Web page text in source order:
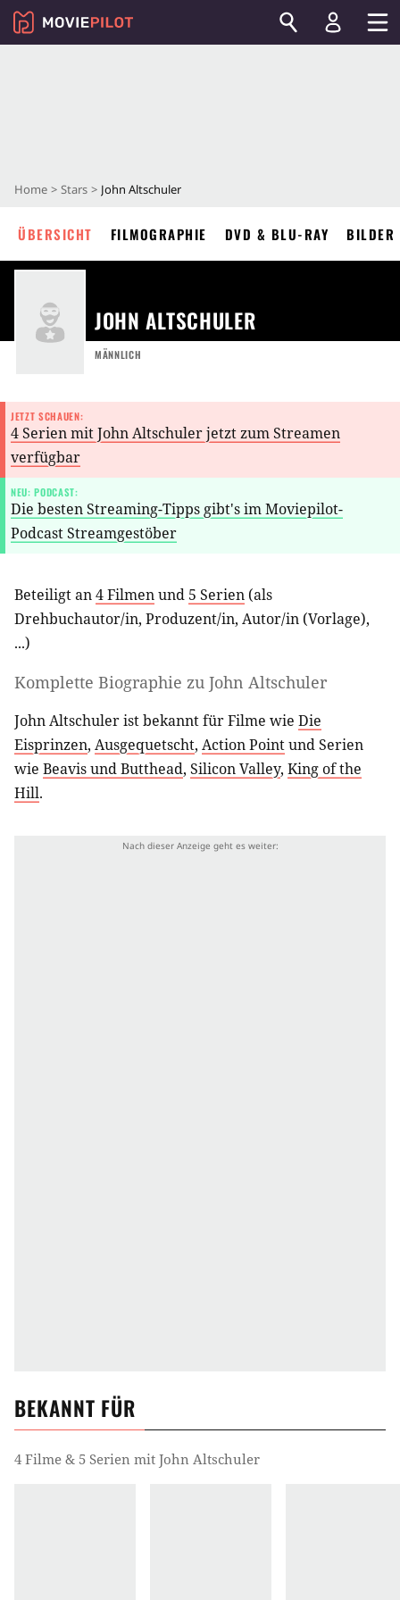
Home Stars John Altschuler
ÜBERSICHT FILMOGRAPHIE DVD & BLU-RAY BILDER
JOHN ALTSCHULER
MÄNNLICH
JETZT SCHAUEN:
4 Serien mit John Altschuler jetzt zum Streamen
verfügbar
NEU: PODCAST:
Die besten Streaming-Tipps gibt's im Moviepilot-
Podcast Streamgestöber
Beteiligt an4 Filmenund 5 Serien (als
Drehbuchautor/in, Produzent/in, Autor/in (Vorlage),
...)
Komplette Biographie zu John Altschuler
John Altschuler ist bekannt für Filme wie Die
Eisprinzen, Ausgequetscht, Action Pointund Serien
wie Beavis und Butthead, Silicon Valley, King of the
Hill.
BEKANNT FÜR
4 Filme & 5 Serien mit John Altschuler